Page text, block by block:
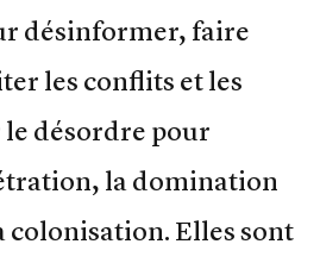
désinformer, faire
les conflits et les
désordre pour
la domination
colonisation. Elles sont